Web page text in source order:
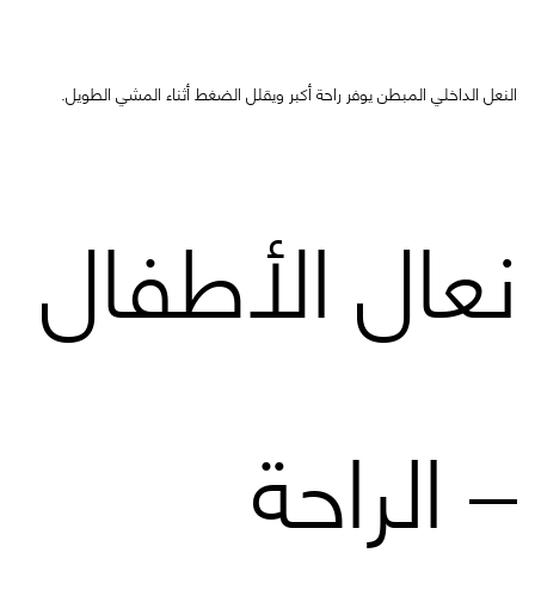
النعل الداخلي المبطن يوفر راحة أكبر ويقلل الضغط أثناء المشي الطويل.
نعال الأطفال
– الراحة